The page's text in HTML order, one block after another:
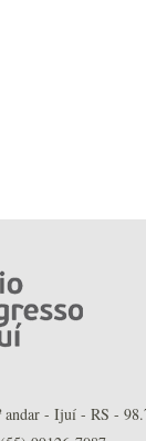
andar - Ijuí - RS -